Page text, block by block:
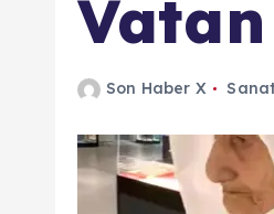
Son Haber X